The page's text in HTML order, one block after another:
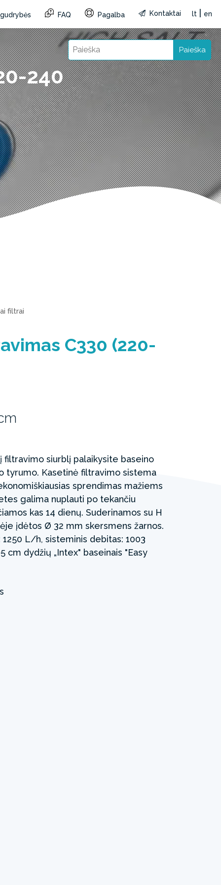
FAQ Pagalba Kontaktai lt en
Paieška
240
filtrai
C330 (220-
filtravimo siurblį palaikysite baseino
tyrumo. Kasetinė filtravimo sistema
sprendimas mažiems
galima nuplauti po tekančiu
kas 14 dienų. Suderinamos su H
įdėtos Ø 32 mm skersmens žarnos.
L/h, sisteminis debitas: 1003
cm dydžių „Intex" baseinais "Easy